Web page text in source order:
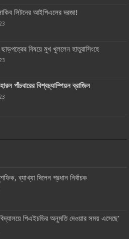
লিটনের আইপিএলের দরজা!
বিষয়ে মুখ খুললেন হাতুরাসিংহে
পাঁচবারের বিশ্বচ্যাম্পিয়ন ব্রাজিল
ব্যাখ্যা দিলেন প্রধান নির্বাচক
পিএইচডির অনুমতি দেওয়ার সময় এসেছে’